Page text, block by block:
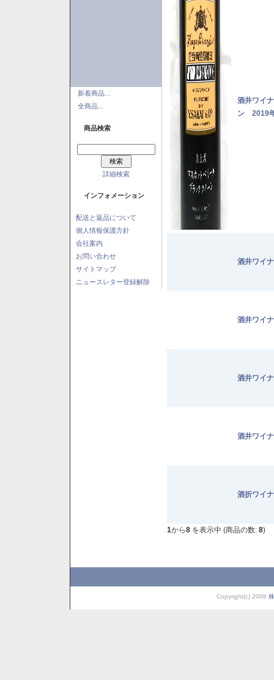
新着商品...
全商品...
商品検索
詳細検索
インフォメーション
配送と返品について
個人情報保護方針
会社案内
お問い合わせ
サイトマップ
ニュースレター登録解除
酒井ワイ
ン 2019
酒井ワイ
酒井ワイ
酒井ワイ
酒井ワイ
酒折ワイ
1から8 を表示中 (商品の数: 8)
Copyright(c) 2008